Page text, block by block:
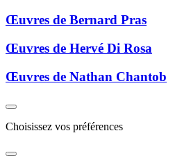
Œuvres de Bernard Pras
Œuvres de Hervé Di Rosa
Œuvres de Nathan Chantob
Choisissez vos préférences